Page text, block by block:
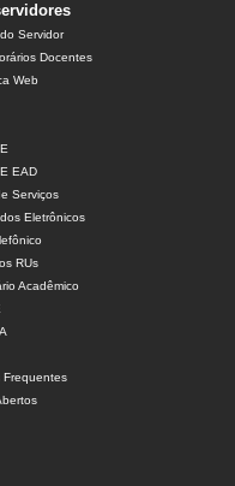
Servidor
Docentes
Web
EAD
Serviços
Eletrônicos
RUs
Acadêmico
Frequentes